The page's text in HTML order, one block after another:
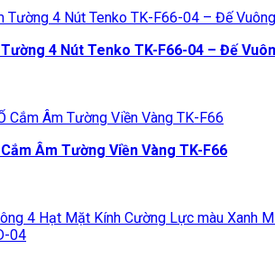
4 Nút Tenko TK-F66-04 – Đế
Âm Tường Viền Vàng TK-F66